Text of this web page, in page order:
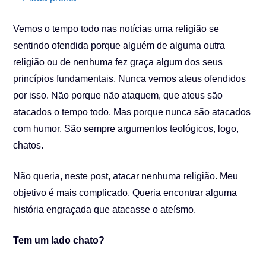
Vemos o tempo todo nas notícias uma religião se
sentindo ofendida porque alguém de alguma outra
religião ou de nenhuma fez graça algum dos seus
princípios fundamentais. Nunca vemos ateus ofendidos
por isso. Não porque não ataquem, que ateus são
atacados o tempo todo. Mas porque nunca são atacados
com humor. São sempre argumentos teológicos, logo,
chatos.
Não queria, neste post, atacar nenhuma religião. Meu
objetivo é mais complicado. Queria encontrar alguma
história engraçada que atacasse o ateísmo.
Tem um lado chato?